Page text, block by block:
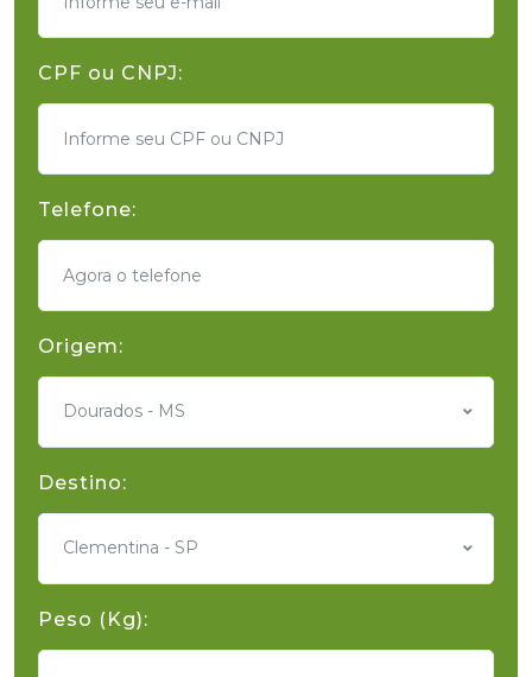
CPF ou CNPJ:
Telefone:
Origem:
Dourados - MS
Destino:
Clementina - SP
Peso (Kg):